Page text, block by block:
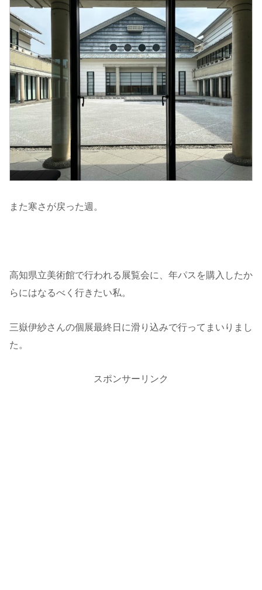
また寒さが戻った週。
高知県立美術館で行われる展覧会に、年パスを購入したか
らにはなるべく行きたい私。
三嶽伊紗さんの個展最終日に滑り込みで行ってまいりまし
た。
スポンサーリンク